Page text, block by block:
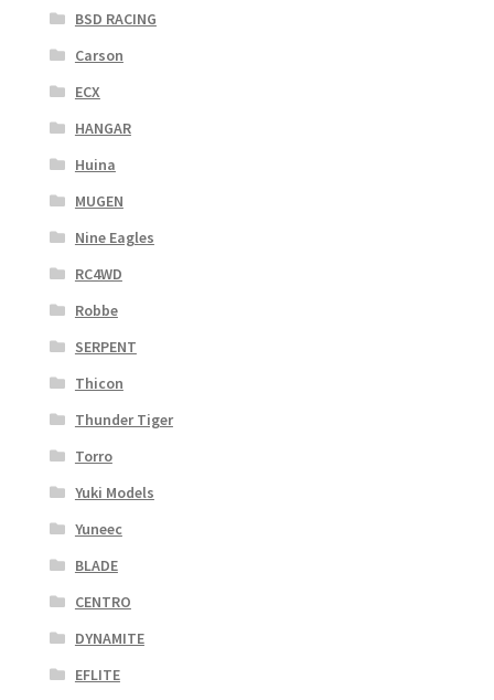
BSD RACING
Carson
ECX
HANGAR
Huina
MUGEN
Nine Eagles
RC4WD
Robbe
SERPENT
Thicon
Thunder Tiger
Torro
Yuki Models
Yuneec
BLADE
CENTRO
DYNAMITE
EFLITE